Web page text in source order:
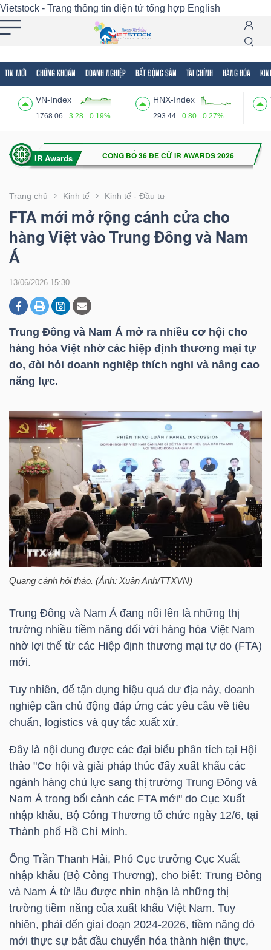
Vietstock - Trang thông tin điện tử tổng hợp English
TIN MỚI CHỨNG KHOÁN DOANH NGHIỆP BẤT ĐỘNG SẢN TÀI CHÍNH HÀNG HÓA
VN-Index
1768.06 3.28 0.19%
HNX-Index
293.44 0.80 0.27%
Trang chủ Kinh tế Kinh tế - Đầu tư
FTA mới mở rộng cánh cửa cho
hàng Việt vào Trung Đông và Nam
Á
13/06/2026 15:30
Trung Đông và Nam Á mở ra nhiều cơ hội cho
hàng hóa Việt nhờ các hiệp định thương mại tự
do, đòi hỏi doanh nghiệp thích nghi và nâng cao
năng lực.
Quang cảnh hội thảo. (Ảnh: Xuân Anh/TTXVN)
Trung Đông và Nam Á đang nổi lên là những thị
trường nhiều tiềm năng đối với hàng hóa Việt Nam
nhờ lợi thế từ các Hiệp định thương mại tự do (FTA)
mới.
Tuy nhiên, để tận dụng hiệu quả dư địa này, doanh
nghiệp cần chủ động đáp ứng các yêu cầu về tiêu
chuẩn, logistics và quy tắc xuất xứ.
Đây là nội dung được các đại biểu phân tích tại Hội
thảo "Cơ hội và giải pháp thúc đẩy xuất khẩu các
ngành hàng chủ lực sang thị trường Trung Đông và
Nam Á trong bối cảnh các FTA mới" do Cục Xuất
nhập khẩu, Bộ Công Thương tổ chức ngày 12/6, tại
Thành phố Hồ Chí Minh.
Ông Trần Thanh Hải, Phó Cục trưởng Cục Xuất
nhập khẩu (Bộ Công Thương), cho biết: Trung Đông
và Nam Á từ lâu được nhìn nhận là những thị
trường tiềm năng của xuất khẩu Việt Nam. Tuy
nhiên, phải đến giai đoạn 2024-2026, tiềm năng đó
mới thực sự bắt đầu chuyển hóa thành hiện thực,
Tất cả Tính năng Ngành Mã chứng khoán
Tính
(-)
VIETSTOCK
CHỨNG
DOANH
NGHIỆP
BẤT
SẢN
TÀI
CHÍNH
HÀNG
HÓA
KINH
TẾ
GIỚI
ĐÔNG
DƯƠNG
CHÍNH
CÁ
NHÂN